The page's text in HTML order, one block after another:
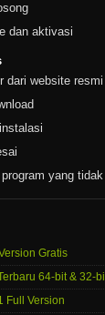
dan aktivasi
dari website resmi
yang
Gratis
64-bit & 32-
Full Version